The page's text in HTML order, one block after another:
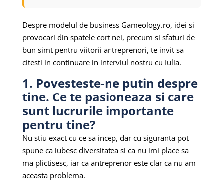
Despre modelul de business Gameology.ro, idei si
provocari din spatele cortinei, precum si sfaturi de
bun simt pentru viitorii antreprenori, te invit sa
citesti in continuare in interviul nostru cu Iulia.
1. Povesteste-ne putin despre
tine. Ce te pasioneaza si care
sunt lucrurile importante
pentru tine?
Nu stiu exact cu ce sa incep, dar cu siguranta pot
spune ca iubesc diversitatea si ca nu imi place sa
ma plictisesc, iar ca antreprenor este clar ca nu am
aceasta problema.